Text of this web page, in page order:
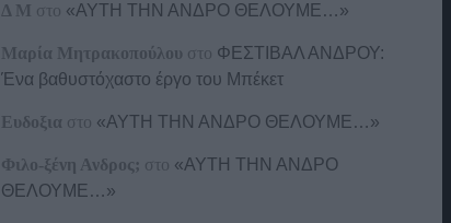
Δ Μ στο «ΑΥΤΗ ΤΗΝ ΑΝΔΡΟ ΘΕΛΟΥΜΕ…»
Μαρία Μητρακοπούλου στο ΦΕΣΤΙΒΑΛ ΑΝΔΡΟΥ:
Ένα βαθυστόχαστο έργο του Μπέκετ
Ευδοξια στο «ΑΥΤΗ ΤΗΝ ΑΝΔΡΟ ΘΕΛΟΥΜΕ…»
Φιλο-ξένη Ανδρος; στο «ΑΥΤΗ ΤΗΝ ΑΝΔΡΟ
ΘΕΛΟΥΜΕ…»